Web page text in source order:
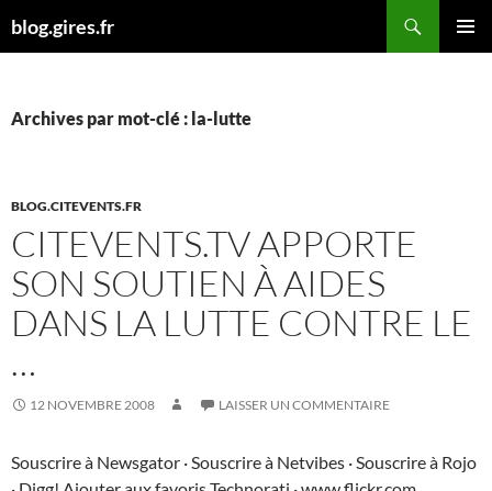
aublog.gires.fr
Archives par mot-clé : la-lutte
BLOG.CITEVENTS.FR
CITEVENTS.TV APPORTE
SON SOUTIEN À AIDES
DANS LA LUTTE CONTRE LE
…
12 NOVEMBRE 2008 LAISSER UN COMMENTAIRE
Souscrire à Newsgator · Souscrire à Netvibes · Souscrire à Rojo